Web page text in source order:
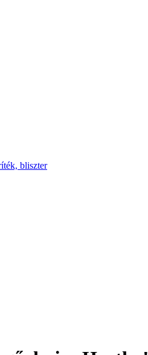
bliszter